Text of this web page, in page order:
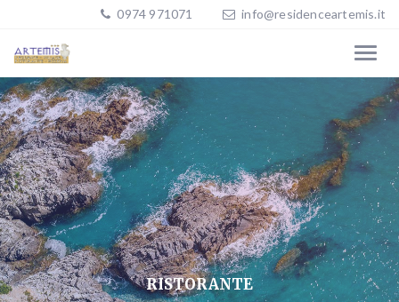
0974 971071 info@residenceartemis.it